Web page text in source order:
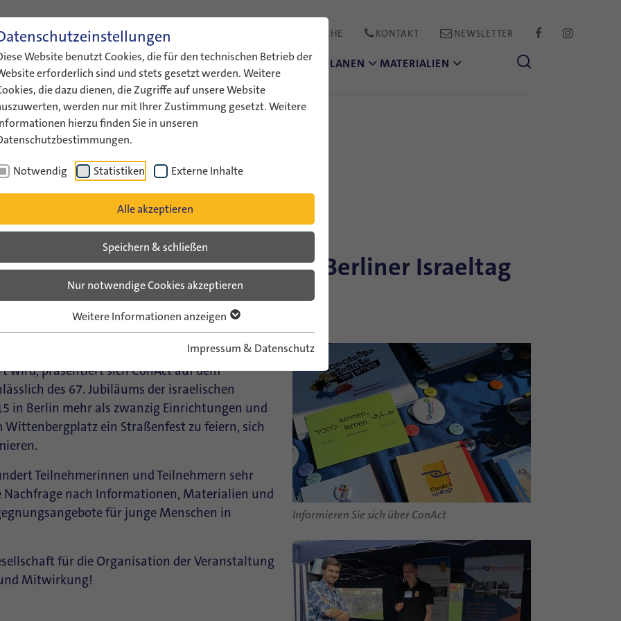
Website benutzt Cookies, die für den technischen Betrieb der
erforderlich sind und stets gesetzt werden. Weitere
die dazu dienen, die Zugriffe auf unsere Website
werden nur mit Ihrer Zustimmung gesetzt. Weitere
hierzu finden Sie in unseren
Notwendig Statistiken Externe Inhalte
Alle akzeptieren
Speichern & schließen
Nur notwendige Cookies akzeptieren
Weitere Informationen anzeigen
Impressum & Datenschutz
ENGLISH LEICHTE SPRACHE GEBÄRDENSPRACHE KONTAKT NEWSLETTER FACEBOOK
ÜBER UNS AKTUELLES FÖRDERUNG AUSTAUSCH PLANEN MATERIALIEN
Jugendaustausch auf dem Berliner Israeltag
diplomatischer Beziehungen
wird, präsentiert sich ConAct auf dem
des 67. Jubiläums der israelischen
in Berlin mehr als zwanzig Einrichtungen und
ein Straßenfest zu feiern, sich
Teilnehmerinnen und Teilnehmern sehr
Nachfrage nach Informationen, Materialien und
für junge Menschen in
für die Organisation der Veranstaltung
Mitwirkung!
Informieren Sie sich über ConAct